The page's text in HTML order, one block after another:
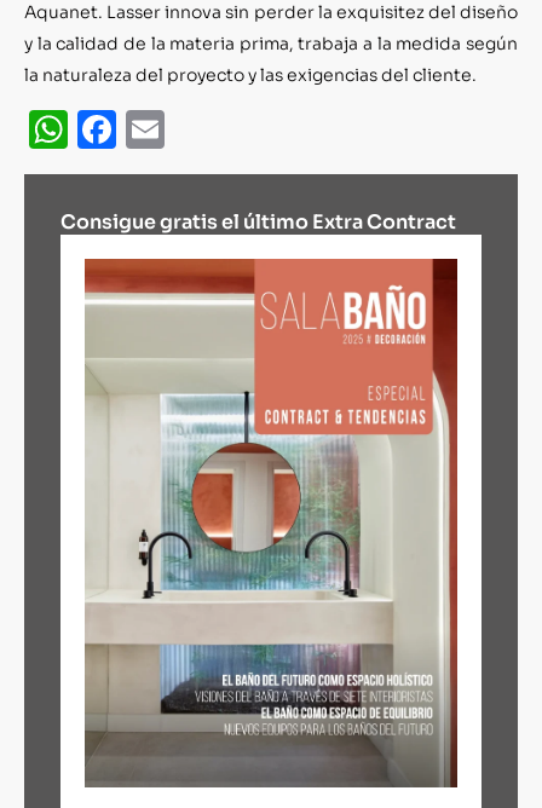
Aquanet. Lasser innova sin perder la exquisitez del diseño
y la calidad de la materia prima, trabaja a la medida según
la naturaleza del proyecto y las exigencias del cliente.
WhatsApp
Facebook
Consigue gratis el último Extra Contract